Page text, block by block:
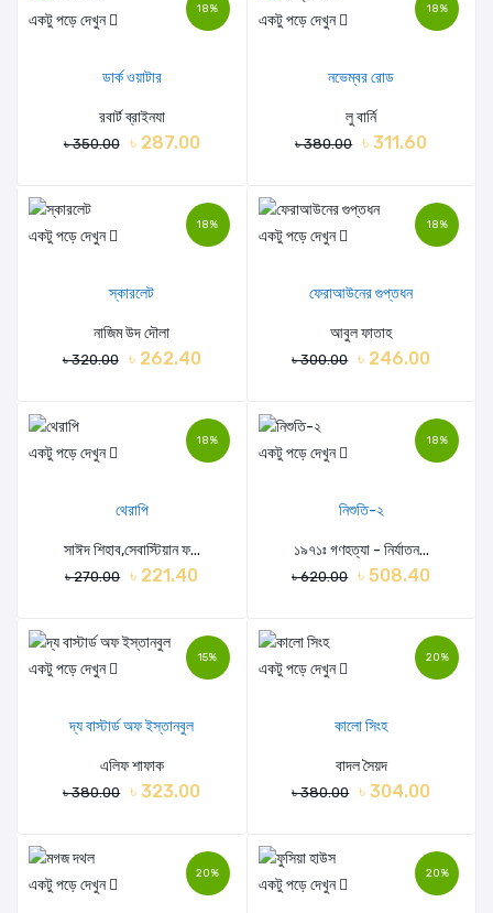
18%
একটু পড়ে দেখুন
ডার্ক ওয়াটার
রবার্ট ব্রাইনযা
৳ 350.00 ৳ 287.00
18%
একটু পড়ে দেখুন
নভেম্বর রোড
লু বার্নি
৳ 380.00 ৳ 311.60
18%
একটু পড়ে দেখুন
স্কারলেট
নাজিম উদ দৌলা
৳ 320.00 ৳ 262.40
18%
একটু পড়ে দেখুন
ফেরাআউনের গুপ্তধন
আবুল ফাতাহ
৳ 300.00 ৳ 246.00
18%
একটু পড়ে দেখুন
থেরাপি
সাঈদ শিহাব,সেবাস্টিয়ান ফ...
৳ 270.00 ৳ 221.40
18%
একটু পড়ে দেখুন
নিশুতি-২
১৯৭১ঃ গণহত্যা - নির্যাতন...
৳ 620.00 ৳ 508.40
15%
একটু পড়ে দেখুন
দ্য বাস্টার্ড অফ ইস্তানবুল
এলিফ শাফাক
৳ 380.00 ৳ 323.00
20%
একটু পড়ে দেখুন
কালো সিংহ
বাদল সৈয়দ
৳ 380.00 ৳ 304.00
20%
একটু পড়ে দেখুন
20%
একটু পড়ে দেখুন